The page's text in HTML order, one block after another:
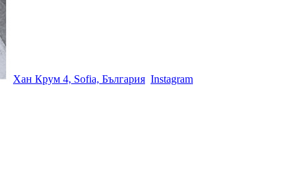
Хан Крум 4, Sofia, България Instagram